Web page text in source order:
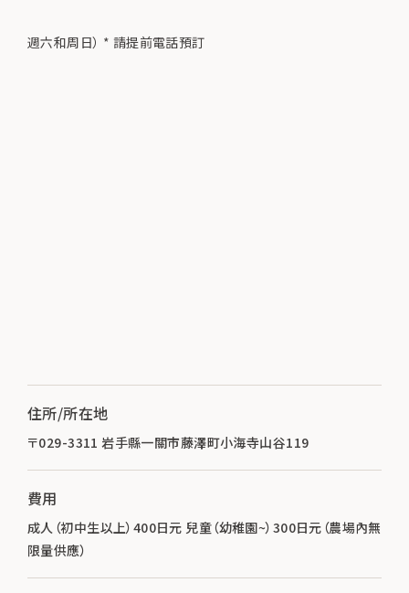
週六和周日） * 請提前電話預訂
住所/所在地
〒029-3311 岩手縣一關市藤澤町小海寺山谷119
費用
成人（初中生以上）400日元 兒童（幼稚園~）300日元（農場內無
限量供應）